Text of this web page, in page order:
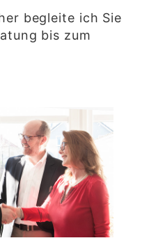
begleite ich Sie
bis zum